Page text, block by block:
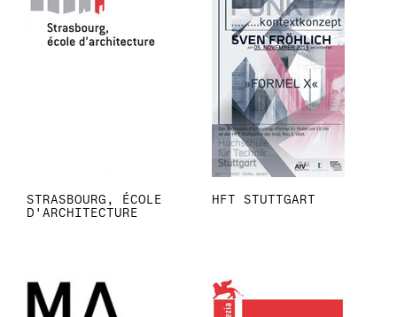
STRASBOURG, ÉCOLE
D'ARCHITECTURE
HFT STUTTGART